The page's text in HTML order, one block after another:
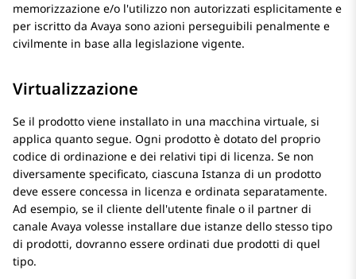
memorizzazione e/o l'utilizzo non autorizzati esplicitamente e
per iscritto da Avaya sono azioni perseguibili penalmente e
civilmente in base alla legislazione vigente.
Virtualizzazione
Se il prodotto viene installato in una macchina virtuale, si
applica quanto segue. Ogni prodotto è dotato del proprio
codice di ordinazione e dei relativi tipi di licenza. Se non
diversamente specificato, ciascuna Istanza di un prodotto
deve essere concessa in licenza e ordinata separatamente.
Ad esempio, se il cliente dell'utente finale o il partner di
canale Avaya volesse installare due istanze dello stesso tipo
di prodotti, dovranno essere ordinati due prodotti di quel
tipo.